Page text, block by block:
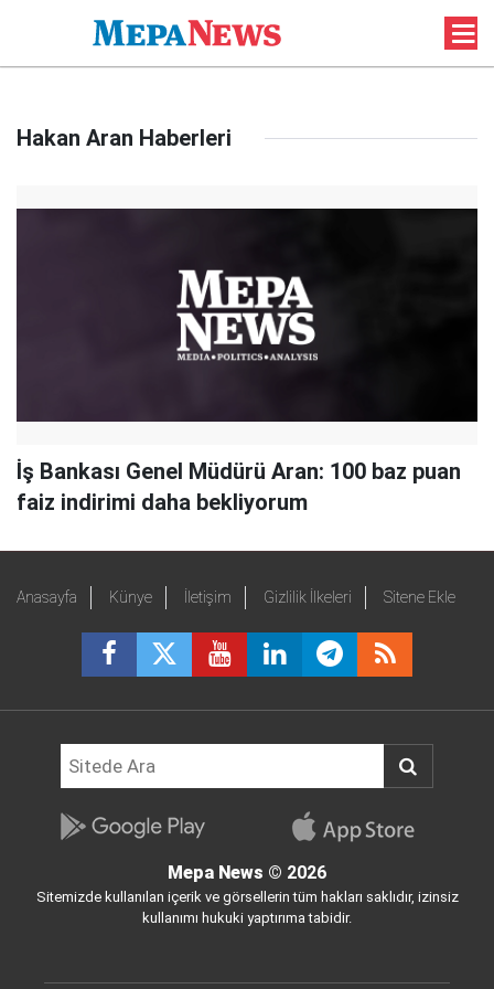
Hakan Aran Haberleri
İş Bankası Genel Müdürü Aran: 100 baz puan
faiz indirimi daha bekliyorum
Anasayfa Künye İletişim Gizlilik İlkeleri Sitene Ekle
Mepa News © 2026
Sitemizde kullanılan içerik ve görsellerin tüm hakları saklıdır, izinsiz
kullanımı hukuki yaptırıma tabidir.